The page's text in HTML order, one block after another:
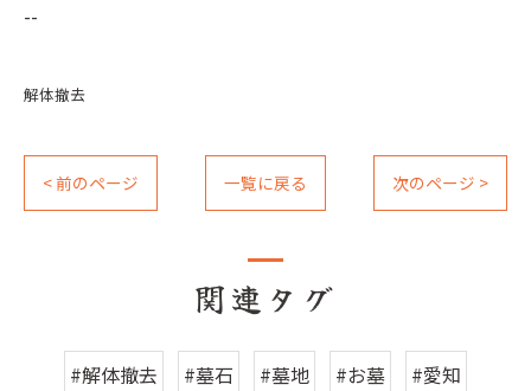
--
解体撤去
< 前のページ 一覧に戻る 次のページ >
関連タグ
#解体撤去 #墓石 #墓地 #お墓 #愛知